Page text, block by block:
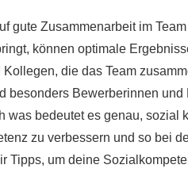
gute Zusammenarbeit im
können optimale
die das Team
besonders Bewerberinnen und
was bedeutet es genau, sozial
zu verbessern und so bei
Tipps, um deine